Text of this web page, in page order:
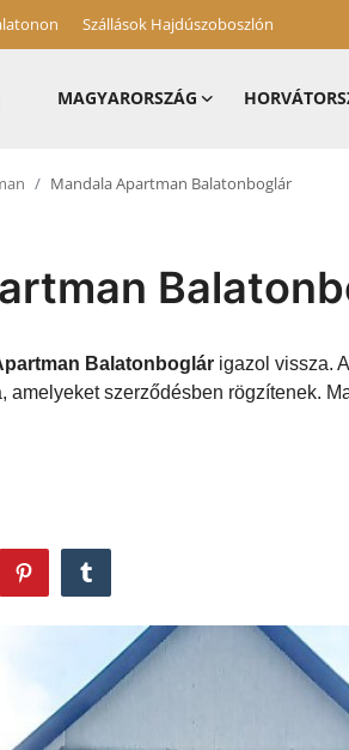
Szállások Hajdúszoboszlón
MAGYARORSZÁG
Mandala Apartman Balatonboglár
Balatonboglár igazol vissza.
amelyeket szerződésben rögzítenek.